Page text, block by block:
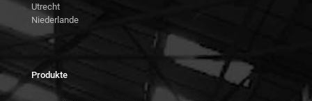
Utrecht
Niederlande
Produkte